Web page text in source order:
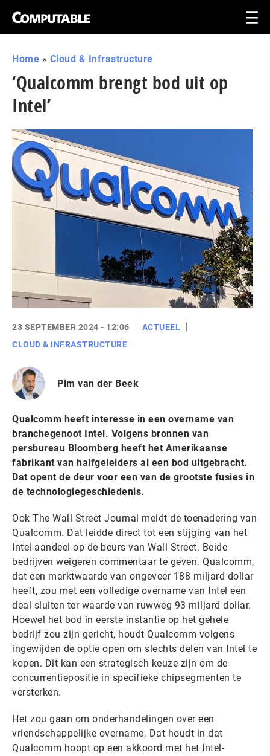
Home » Cloud & Infrastructure
‘Qualcomm brengt bod uit op
Intel’
23 SEPTEMBER 2024 - 12:06
ACTUEEL
CLOUD & INFRASTRUCTURE
Pim van der Beek
Qualcomm heeft interesse in een overname van
branchegenoot Intel. Volgens bronnen van
persbureau Bloomberg heeft het Amerikaanse
fabrikant van halfgeleiders al een bod uitgebracht.
Dat opent de deur voor een van de grootste fusies in
de technologiegeschiedenis.
Ook The Wall Street Journal meldt de toenadering van
Qualcomm. Dat leidde direct tot een stijging van het
Intel-aandeel op de beurs van Wall Street. Beide
bedrijven weigeren commentaar te geven. Qualcomm,
dat een marktwaarde van ongeveer 188 miljard dollar
heeft, zou met een volledige overname van Intel een
deal sluiten ter waarde van ruwweg 93 miljard dollar.
Hoewel het bod in eerste instantie op het gehele
bedrijf zou zijn gericht, houdt Qualcomm volgens
ingewijden de optie open om slechts delen van Intel te
kopen. Dit kan een strategisch keuze zijn om de
concurrentiepositie in specifieke chipsegmenten te
versterken.
Het zou gaan om onderhandelingen over een
vriendschappelijke overname. Dat houdt in dat
Qualcomm hoopt op een akkoord met het Intel-